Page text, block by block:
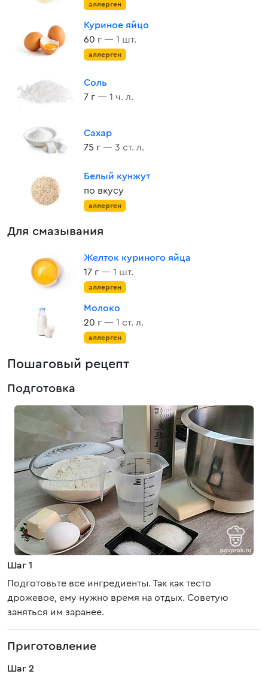
аллерген
Куриное яйцо
60 г — 1 шт.
аллерген
Соль
7 г — 1 ч. л.
Сахар
75 г — 3 ст. л.
Белый кунжут
по вкусу
аллерген
Для смазывания
Желток куриного яйца
17 г — 1 шт.
аллерген
Молоко
20 г — 1 ст. л.
аллерген
Пошаговый рецепт
Подготовка
Шаг 1
Подготовьте все ингредиенты. Так как тесто
дрожевое, ему нужно время на отдых. Советую
заняться им заранее.
Приготовление
Шаг 2